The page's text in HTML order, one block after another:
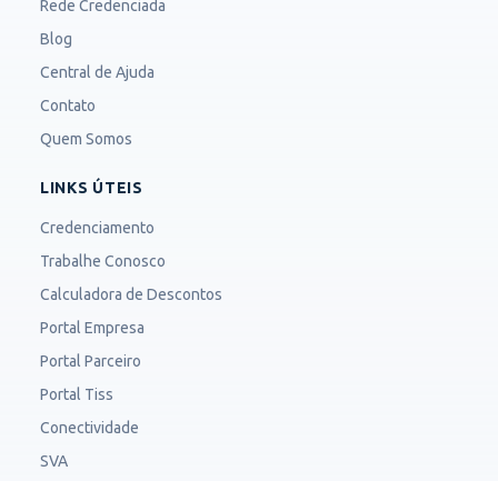
Rede Credenciada
Blog
Central de Ajuda
Contato
Quem Somos
LINKS ÚTEIS
Credenciamento
Trabalhe Conosco
Calculadora de Descontos
Portal Empresa
Portal Parceiro
Portal Tiss
Conectividade
SVA